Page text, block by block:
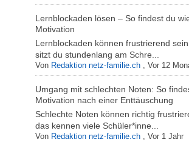
Lernblockaden lösen – So findest du
Motivation
Lernblockaden können frustrierend
sitzt du stundenlang am Schre...
Von Redaktion netz-familie.ch, Vor 12
Umgang mit schlechten Noten: So
Motivation nach einer Enttäuschung
Schlechte Noten können richtig
das kennen viele Schüler*inne...
Von Redaktion netz-familie.ch, Vor 1 Jahr